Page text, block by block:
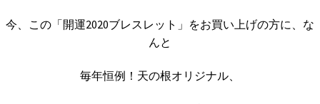
今、この「開運2020ブレスレット」をお買い上げの方に、な
んと
毎年恒例！天の根オリジナル、